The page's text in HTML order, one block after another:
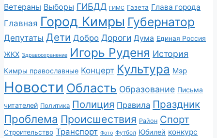
Ветераны Выборы ГИБДД ГИМС Газета Глава города
Главная Город Кимры Губернатор
Депутаты Дети Добро Дороги Дума Единая Россия
ЖКХ Здравоохранение Игорь Руденя История
Кимры православные Концерт Культура Мэр
Новости Область Образование Письма
читателей Политика Полиция Правила Праздник
Проблема Происшествия Район Спорт
Строительство Транспорт Фото Футбол Юбилей конкурс